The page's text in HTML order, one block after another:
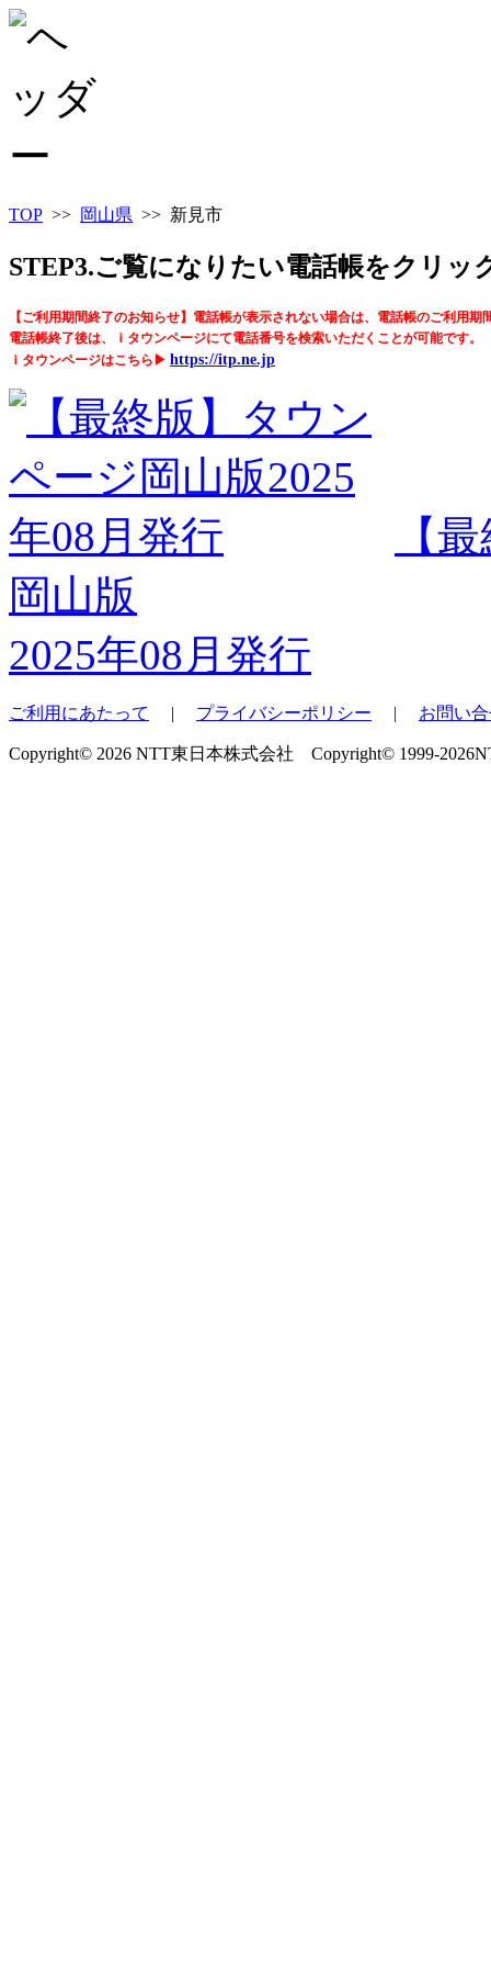
TOP >> 岡山県 >> 新見市
STEP3.ご覧になりたい電話帳をクリッ
【ご利用期間終了のお知らせ】電話帳が表示されない場合は、電話帳のご利用期
電話帳終了後は、ｉタウンページにて電話番号を検索いただくことが可能です。
ｉタウンページはこちら▶ https://itp.ne.jp
【
岡山版
2025年08月発行
ご利用にあたって | プライバシーポリシー | お問い
Copyright© 2026 NTT東日本株式会社 Copyright© 1999-